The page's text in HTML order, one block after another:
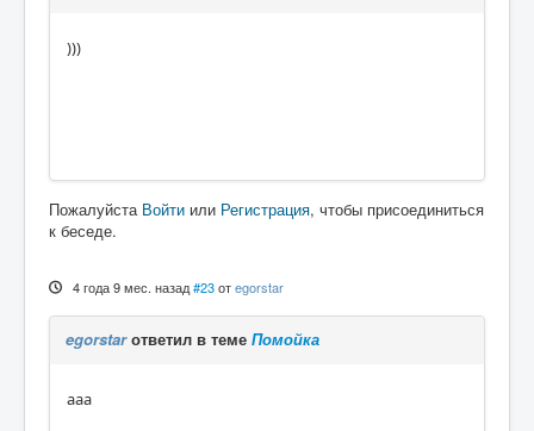
)))
Пожалуйста Войти или Регистрация, чтобы присоединиться
к беседе.
4 года 9 мес. назад #23 отegorstar
egorstarответил в теме Помойка
aaa